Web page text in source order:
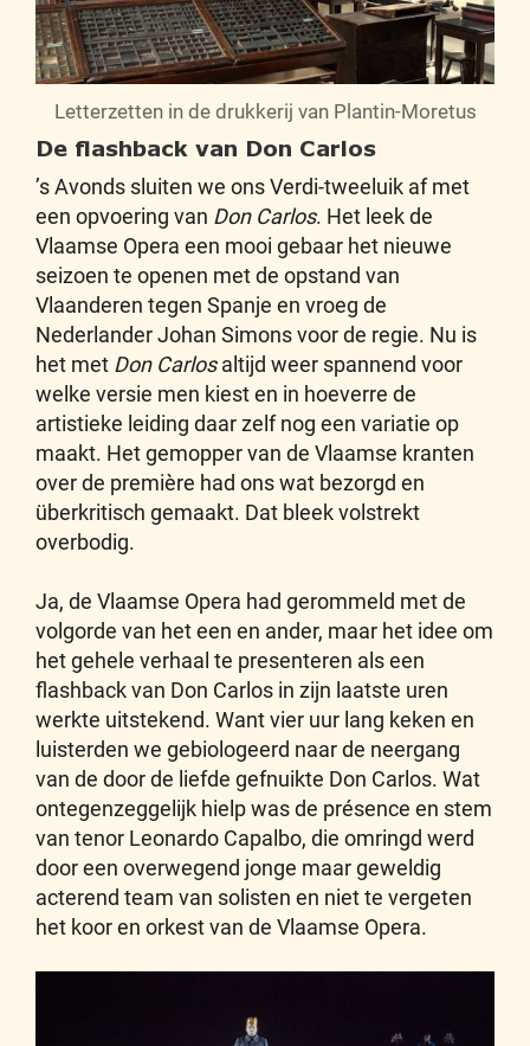
Letterzetten in de drukkerij van Plantin-Moretus
De flashback van Don Carlos
’s Avonds sluiten we ons Verdi-tweeluik af met
een opvoering van Don Carlos. Het leek de
Vlaamse Opera een mooi gebaar het nieuwe
seizoen te openen met de opstand van
Vlaanderen tegen Spanje en vroeg de
Nederlander Johan Simons voor de regie. Nu is
het met Don Carlosaltijd weer spannend voor
welke versie men kiest en in hoeverre de
artistieke leiding daar zelf nog een variatie op
maakt. Het gemopper van de Vlaamse kranten
over de première had ons wat bezorgd en
überkritisch gemaakt. Dat bleek volstrekt
overbodig.
Ja, de Vlaamse Opera had gerommeld met de
volgorde van het een en ander, maar het idee om
het gehele verhaal te presenteren als een
flashback van Don Carlos in zijn laatste uren
werkte uitstekend. Want vier uur lang keken en
luisterden we gebiologeerd naar de neergang
van de door de liefde gefnuikte Don Carlos. Wat
ontegenzeggelijk hielp was de présence en stem
van tenor Leonardo Capalbo, die omringd werd
door een overwegend jonge maar geweldig
acterend team van solisten en niet te vergeten
het koor en orkest van de Vlaamse Opera.